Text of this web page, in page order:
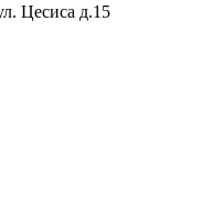
Цесиса д.15